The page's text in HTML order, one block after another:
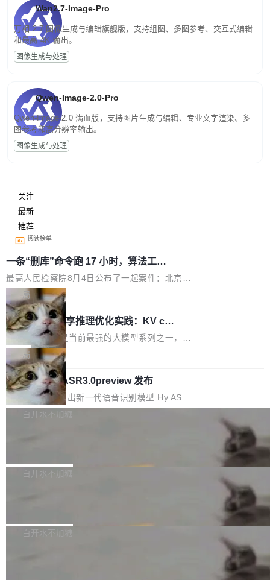
Wan2.7-Image-Pro
万相 2.7 图像生成与编辑旗舰版，支持组图、多图参考、交互式编辑
和最高 4K 输出。
图像生成与处理
Qwen-Image-2.0-Pro
Qwen-Image-2.0 满血版，支持图片生成与编辑、专业文字渲染、多
图参考和高分辨率输出。
图像生成与处理
关注
最新
推荐
阅读榜单
一条“删库”命令跑 17 小时，算法工程
师删光 89TB 数据只为干私活
最高人民检察院8月4日公布了一起案件：北京一
名90后算法工程师王某，为了给自己接的私活腾
服务器空间，删光了公司AI游戏部门的全部核心
数据。 王某2024年1月入职东城区某科技公司AI
短剧部门，有互联网大厂背景。在公司内部架构
调整期间，部门三次通知全员将数据从A集群迁
移到B集群，王某都回复了"收到"。 他没有迁移
数据。2024年9月3日下午4点，他使用此前登录
的账号密码进入A集群，输入了一条被程序员圈
称为"删库跑路"的命令——最高管理员权限、无
自研的多个文生3D和...
局
Cloudflare 分享推理优化实践：KV ca
che 量化 + 权重压缩，吞吐量提升 4
1%，成本降 30%
Kimi 和 GLM 是当前最强的大模型系列之一，但
它们有一个共同的问题：太吃显存了。月之暗面
的 Kimi K 系列和智谱的 GLM 都是长上下文、M
oE 架构的大模型，好用到让人上瘾，但 GPU 显
存永远不够用。 Cloudflare 的 Workers AI 团队
一直在跑这些模型的推理。他们在官方博客上发
整性保护。效果是：吞吐量提升 41%，每 token
局
腾讯混元 Hy ASR3.0preview 发布
腾讯混元正式推出新一代语音识别模型 Hy ASR
3.0preview。基于最新一代大语言模型 Hy3 的
让语音识别不再只是听清，而是真正听懂。通过
w 不要求标准普通话，方言识别覆盖粤语、吴语
白开水不加糖
新和少量网页兼容性修复版本。 Changes/fixe
容提供的字体时出现的几个问题 为避免音频加
白开水不加糖
发布的 Release Notes，他利用 AI 工具（如 Co
白开水不加糖